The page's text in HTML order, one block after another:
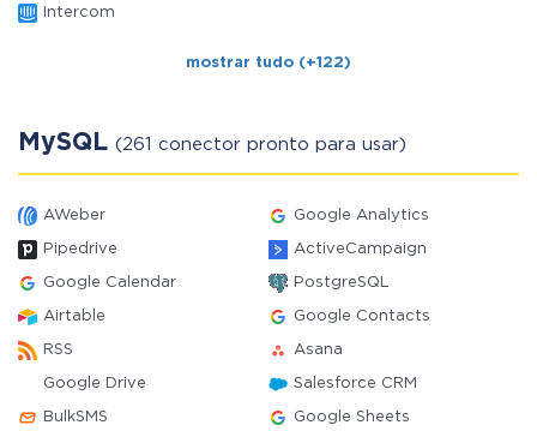
Intercom
mostrar tudo (+122)
MySQL (261 conector pronto para usar)
AWeber Google Analytics
Pipedrive ActiveCampaign
Google Calendar PostgreSQL
Airtable Google Contacts
RSS Asana
Google Drive Salesforce CRM
BulkSMS Google Sheets